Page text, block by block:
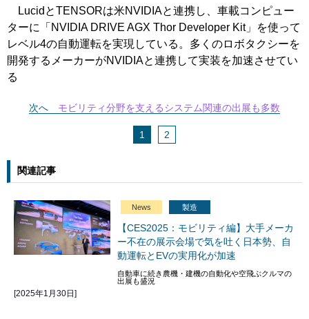
LucidとTENSORは米NVIDIAと連携し、車載コンピュー
ターに「NVIDIA DRIVE AGX Thor Developer Kit」を使って
レベル4の自動運転を実現している。多くのロボタクシーを
開発するメーカーがNVIDIAと連携して実装を加速させてい
る
次へ モビリティ分野を支えるシステム関連の出展も多数
1 2
関連記事
News 製造
【CES2025：モビリティ編】大手メーカ
ー不在の展示会場で気を吐く日本勢、自
動運転とEVの実用化が加速
自動車に続き農機・建機の自動化や空飛ぶクルマの
出展も盛況
[2025年1月30日]